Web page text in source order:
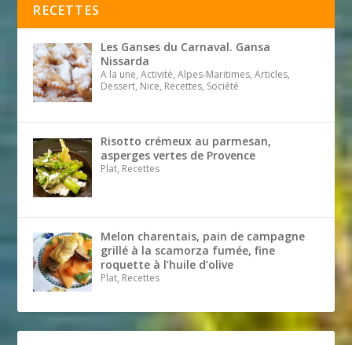
RECETTES
Les Ganses du Carnaval. Gansa
Nissarda
A la une, Activité, Alpes-Maritimes, Articles,
Dessert, Nice, Recettes, Société
Risotto crémeux au parmesan,
asperges vertes de Provence
Plat, Recettes
Melon charentais, pain de campagne
grillé à la scamorza fumée, fine
roquette à l’huile d’olive
Plat, Recettes